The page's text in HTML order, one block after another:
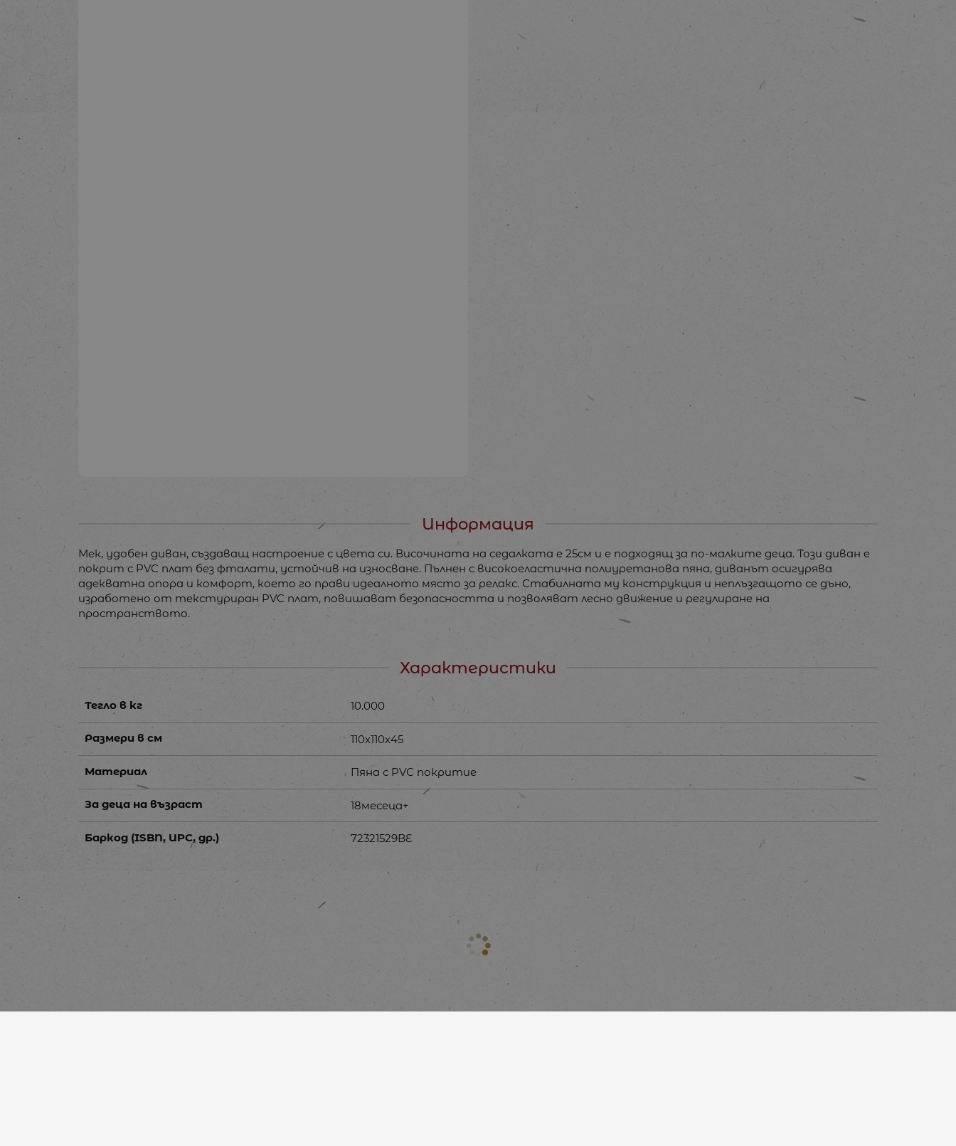
Информация
Мек, удобен диван, създаващ настроение с цвета си. Височината на седалката е 25см и е подходящ за по-малките деца. Този диван е
покрит с PVC плат без фталати, устойчив на износване. Пълнен с високоеластична полиуретанова пяна, диванът осигурява
адекватна опора и комфорт, което го прави идеалното място за релакс. Стабилната му конструкция и неплъзгащото се дъно,
изработено от текстуриран PVC плат, повишават безопасността и позволяват лесно движение и регулиране на
пространството.
Характеристики
Тегло в кг 10.000
Размери в см 110х110х45
Материал Пяна с PVC покритие
За деца на възраст 18месеца+
Баркод (ISBN, UPC, др.) 72321529BE